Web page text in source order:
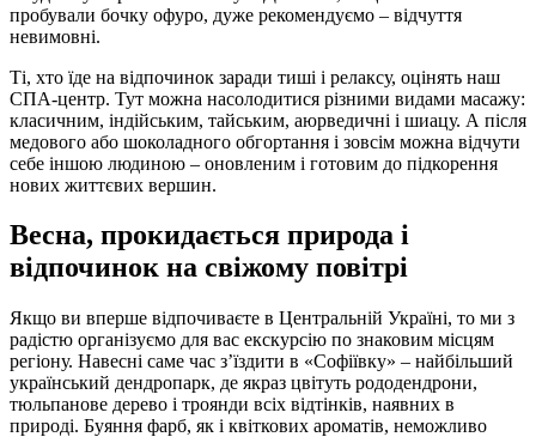
пробували бочку офуро, дуже рекомендуємо – відчуття
невимовні.
Ті, хто їде на відпочинок заради тиші і релаксу, оцінять наш
СПА-центр. Тут можна насолодитися різними видами масажу:
класичним, індійським, тайським, аюрведичні і шиацу. А після
медового або шоколадного обгортання і зовсім можна відчути
себе іншою людиною – оновленим і готовим до підкорення
нових життєвих вершин.
Весна, прокидається природа і
відпочинок на свіжому повітрі
Якщо ви вперше відпочиваєте в Центральній Україні, то ми з
радістю організуємо для вас екскурсію по знаковим місцям
регіону. Навесні саме час з’їздити в «Софіївку» – найбільший
український дендропарк, де якраз цвітуть рододендрони,
тюльпанове дерево і троянди всіх відтінків, наявних в
природі. Буяння фарб, як і квіткових ароматів, неможливо